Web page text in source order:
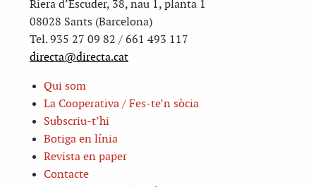
Riera d’Escuder, 38, nau 1, planta 1
08028 Sants (Barcelona)
Tel. 935 27 09 82 / 661 493 117
directa@directa.cat
Qui som
La Cooperativa / Fes-te’n sòcia
Subscriu-t’hi
Botiga en línia
Revista en paper
Contacte